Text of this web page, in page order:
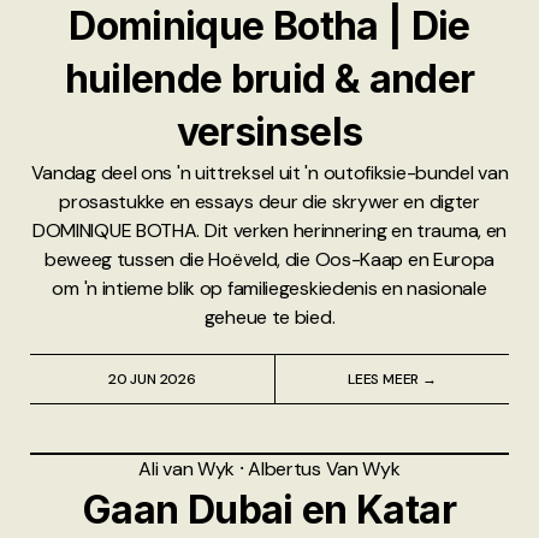
Dominique Botha | Die
huilende bruid & ander
versinsels
Vandag deel ons 'n uittreksel uit 'n outofiksie-bundel van
prosastukke en essays deur die skrywer en digter
DOMINIQUE BOTHA. Dit verken herinnering en trauma, en
beweeg tussen die Hoëveld, die Oos-Kaap en Europa
om 'n intieme blik op familiegeskiedenis en nasionale
geheue te bied.
20 JUN 2026 LEES MEER →
Ali van Wyk ⸱Albertus Van Wyk
Gaan Dubai en Katar